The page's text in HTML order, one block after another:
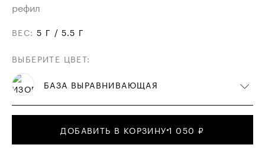
рефил
ВЕС:5 Г / 5.5 Г
ВЫБЕРИТЕ ЦВЕТ:
БАЗА ВЫРАВНИВАЮЩАЯ
ДОБАВИТЬ В КОРЗИНУ 1 050 ₽